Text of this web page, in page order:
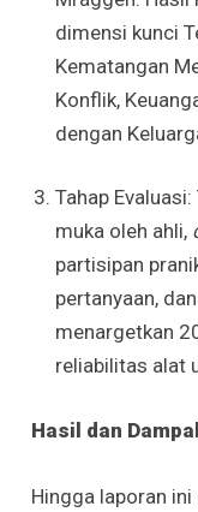
dimensi kunci
Kematangan
Konflik,
dengan
Tahap
muka oleh ahli,
partisipan
pertanyaan, dan
menargetkan
reliabilitas alat
Hasil dan
Hingga laporan